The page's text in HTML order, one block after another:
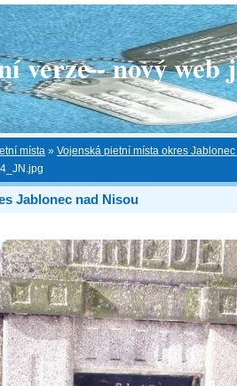
- nový web
místa » Vojenská pietní místa okres
Jablonec nad Nisou